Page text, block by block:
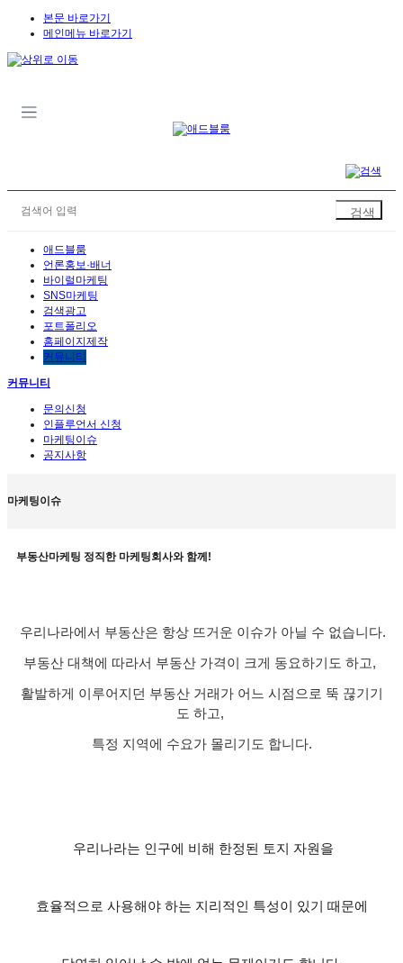
본문 바로가기
메인메뉴 바로가기
애드블룸
언론홍보·배너
바이럴마케팅
SNS마케팅
검색광고
포트폴리오
홈페이지제작
커뮤니티
커뮤니티
문의신청
인플루언서 신청
마케팅이슈
공지사항
마케팅이슈
부동산마케팅 정직한 마케팅회사와 함께!
부동산 대책에 따라서 부동산 가격이 크게 동요하기도 하고,
활발하게 이루어지던 부동산 거래가 어느 시점으로 뚝 끊기기
도 하고,
특정 지역에 수요가 몰리기도 합니다.
우리나라는 인구에 비해 한정된 토지 자원을
효율적으로 사용해야 하는 지리적인 특성이 있기 때문에